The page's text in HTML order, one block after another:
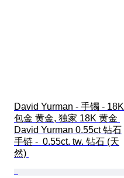
David Yurman - 手镯 - 18K
包金 黄金, 独家 18K 黄金
David Yurman 0.55ct 钻石
手链 -  0.55ct. tw. 钻石 (天
然)